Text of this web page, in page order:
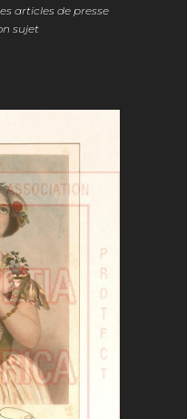
articles de presse
sujet